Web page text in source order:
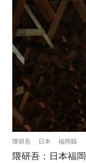
隈研吾 日本 福岡縣
隈研吾：日本福